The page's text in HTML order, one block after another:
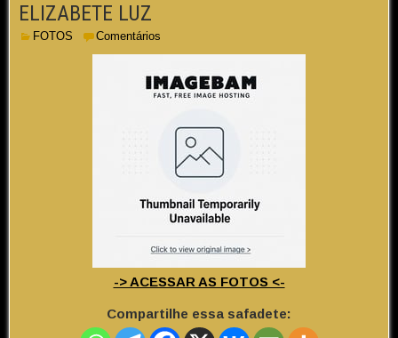
ELIZABETE LUZ
FOTOS Comentários
-> ACESSAR AS FOTOS <-
Compartilhe essa safadete: